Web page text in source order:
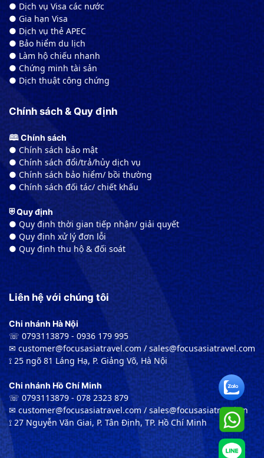
● Dịch vụ Visa các nước
● Gia hạn Visa
● Dịch vụ thẻ APEC
● Bảo hiểm du lịch
● Làm hộ chiếu nhanh
● Chứng minh tài sản
● Dịch thuật công chứng
Chính sách & Quy định
🕮 Chính sách
● Chính sách bảo mật
● Chính sách đổi/trả/hủy dịch vụ
● Chính sách bảo hiểm/ bồi thường
● Chính sách đối tác/ chiết khấu
⛨ Quy định
● Quy định thời gian tiếp nhận/ giải quyết
● Quy định xử lý đơn lỗi
● Quy định thu hộ & đối soát
Liên hệ với chúng tôi
Chi nhánh Hà Nội
☏ 0793113879 - 0936 179 995
✉︎ customer@focusasiatravel.com / sales@focusasiatravel.com
⟟ 25 ngõ 81 Láng Hạ, P. Giảng Võ, Hà Nội
Chi nhánh Hồ Chí Minh
☏ 0793113879 - 078 2323 879
✉︎ customer@focusasiatravel.com / sales@focusasiatravel.vn
⟟ 27 Nguyễn Văn Giai, P. Tân Định, TP. Hồ Chí Minh